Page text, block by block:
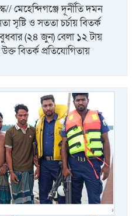
মেহেন্দিগঞ্জে দূর্নীতি দমন
ও সততা চর্চায় বিতর্ক
(২৪ জুন) বেলা ১২ টায়
বিতর্ক প্রতিযোগিতায়